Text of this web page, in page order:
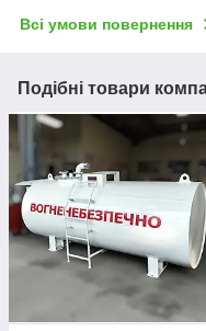
Всі умови повернення
Подібні товари